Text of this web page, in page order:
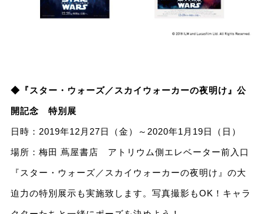
◆『スター・ウォーズ／スカイウォーカーの夜明け』公
開記念 特別展
日時：2019年12月27日（金）～2020年1月19日（日）
場所：梅田 蔦屋書店 アトリウム側エレベーター前入口
『スター・ウォーズ／スカイウォーカーの夜明け』の大
迫力の特別展示も実施致します。写真撮影もOK！キャラ